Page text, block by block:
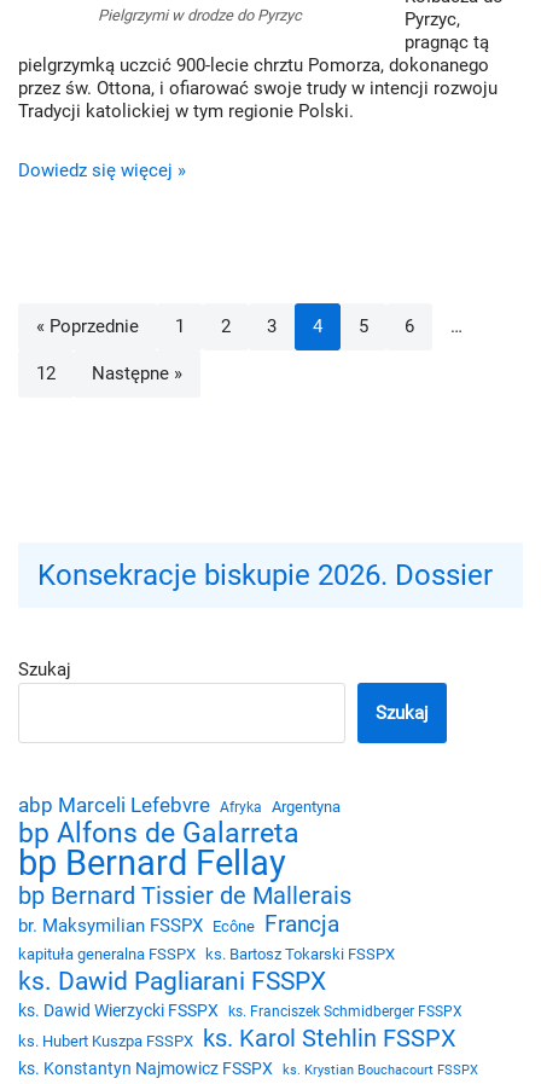
Pielgrzymi w drodze do Pyrzyc
Pyrzyc,
pragnąc tą
pielgrzymką uczcić 900-lecie chrztu Pomorza, dokonanego
przez św. Ottona, i ofiarować swoje trudy w intencji rozwoju
Tradycji katolickiej w tym regionie Polski.
Dowiedz się więcej »
« Poprzednie 1 2 3 4 5 6 …
12 Następne »
Konsekracje biskupie 2026. Dossier
Szukaj
Szukaj
abp Marceli Lefebvre Afryka Argentyna
bp Alfons de Galarreta
bp Bernard Fellay
bp Bernard Tissier de Mallerais
br. Maksymilian FSSPX Ecône Francja
kapituła generalna FSSPX ks. Bartosz Tokarski FSSPX
ks. Dawid Pagliarani FSSPX
ks. Dawid Wierzycki FSSPX ks. Franciszek Schmidberger FSSPX
ks. Hubert Kuszpa FSSPX ks. Karol Stehlin FSSPX
ks. Konstantyn Najmowicz FSSPX
ks. Krystian Bouchacourt FSSPX